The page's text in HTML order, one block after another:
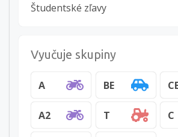
Študentské zľavy
Vyučuje skupiny
A BE
A2 T C